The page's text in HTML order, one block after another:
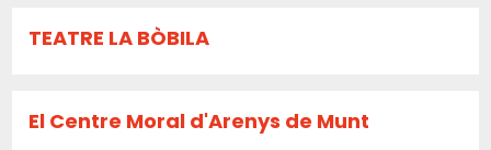
TEATRE LA BÒBILA
El Centre Moral d'Arenys de Munt